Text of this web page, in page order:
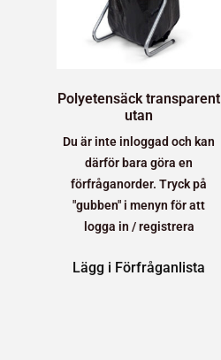
Polyetensäck transparent
utan
Du är inte inloggad och kan
därför bara göra en
förfråganorder. Tryck på
"gubben" i menyn för att
logga in / registrera
Lägg i Förfråganlista